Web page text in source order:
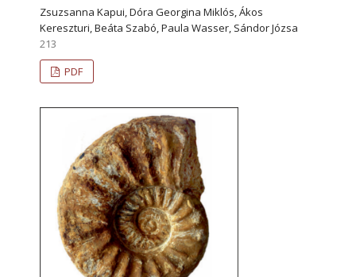
Zsuzsanna Kapui, Dóra Georgina Miklós, Ákos
Kereszturi, Beáta Szabó, Paula Wasser, Sándor Józsa
213
PDF